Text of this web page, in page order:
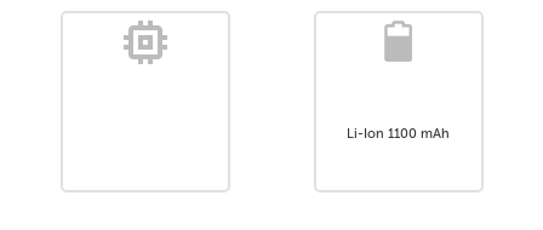
Li-Ion 1100 mAh